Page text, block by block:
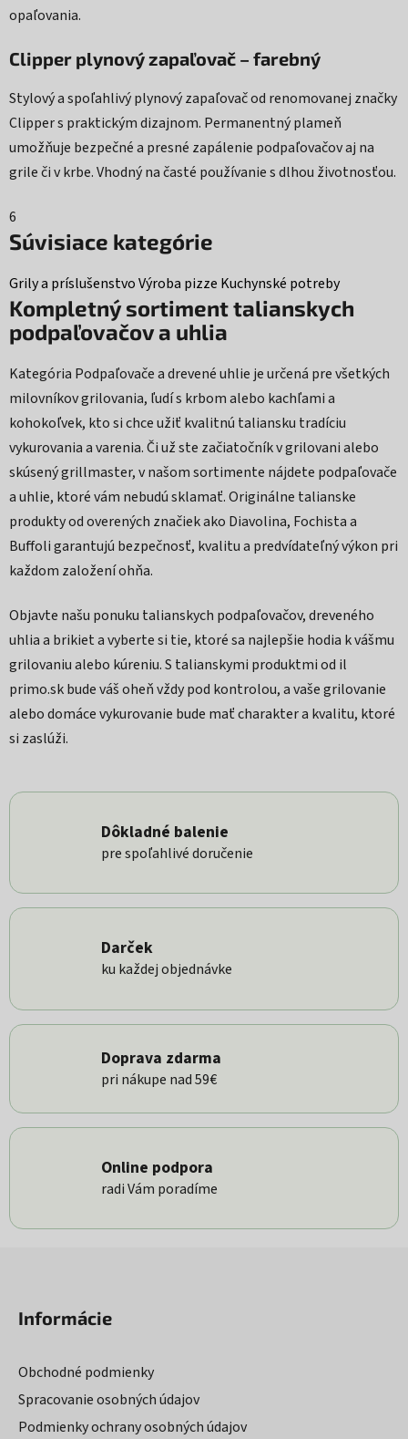
opaľovania.
Clipper plynový zapaľovač – farebný
Stylový a spoľahlivý plynový zapaľovač od renomovanej značky
Clipper s praktickým dizajnom. Permanentný plameň
umožňuje bezpečné a presné zapálenie podpaľovačov aj na
grile či v krbe. Vhodný na časté používanie s dlhou životnosťou.
6
Súvisiace kategórie
Grily a príslušenstvoVýroba pizze Kuchynské potreby
Kompletný sortiment talianskych
podpaľovačov a uhlia
Kategória Podpaľovače a drevené uhlie je určená pre všetkých
milovníkov grilovania, ľudí s krbom alebo kachľami a
kohokoľvek, kto si chce užiť kvalitnú taliansku tradíciu
vykurovania a varenia. Či už ste začiatočník v grilovani alebo
skúsený grillmaster, v našom sortimente nájdete podpaľovače
a uhlie, ktoré vám nebudú sklamať. Originálne talianske
produkty od overených značiek ako Diavolina, Fochista a
Buffoli garantujú bezpečnosť, kvalitu a predvídateľný výkon pri
každom založení ohňa.
Objavte našu ponuku talianskych podpaľovačov, dreveného
uhlia a brikiet a vyberte si tie, ktoré sa najlepšie hodia k vášmu
grilovaniu alebo kúreniu. S talianskymi produktmi od il
primo.sk bude váš oheň vždy pod kontrolou, a vaše grilovanie
alebo domáce vykurovanie bude mať charakter a kvalitu, ktoré
si zaslúži.
Dôkladné balenie
pre spoľahlivé doručenie
Darček
ku každej objednávke
Doprava zdarma
pri nákupe nad 59€
Online podpora
radi Vám poradíme
Informácie
Obchodné podmienky
Spracovanie osobných údajov
Podmienky ochrany osobných údajov